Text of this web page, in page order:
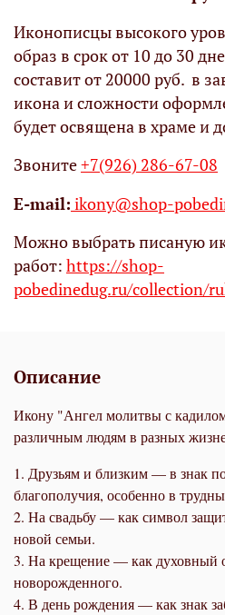
Иконописцы высокого
образ в срок от 10 до 30
составит от 20000 руб. в
икона и сложности
будет освящена в храме и
Звоните+7(926) 286-67-08
Е-mail: ikony@shop-
Можно выбрать писаную
работ: https://shop-
pobedinedug.ru/collection/
Описание
Икону "Ангел молитвы с
различным людям в разных
1. Друзьям и близким — в знак
благополучия, особенно в
2. На свадьбу — как символ
новой семьи.
3. На крещение — как духовный
новорожденного.
4. В день рождения — как знак